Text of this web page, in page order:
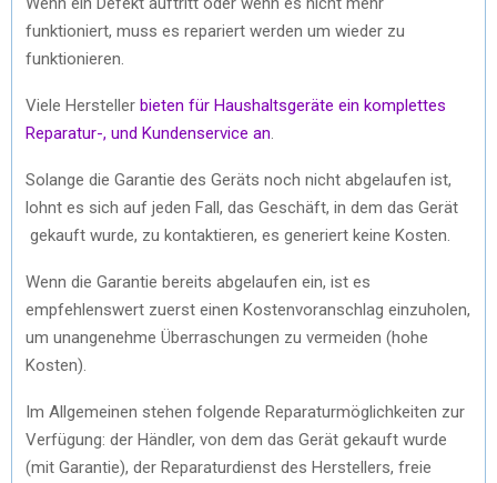
funktioniert, muss es repariert werden um wieder zu
funktionieren.
Viele Hersteller bieten für Haushaltsgeräte ein komplettes
Reparatur-, und Kundenservice an
Solange die Garantie des Geräts noch nicht abgelaufen ist,
lohnt es sich auf jeden Fall, das Geschäft, in dem das Gerät
gekauft wurde, zu kontaktieren, es generiert keine Kosten.
Wenn die Garantie bereits abgelaufen ein, ist es
empfehlenswert zuerst einen Kostenvoranschlag einzuholen,
um unangenehme Überraschungen zu vermeiden (hohe
Kosten).
Im Allgemeinen stehen folgende Reparaturmöglichkeiten zur
Verfügung: der Händler, von dem das Gerät gekauft wurde
(mit Garantie), der Reparaturdienst des Herstellers, freie